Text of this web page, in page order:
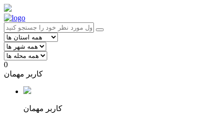
0
کاربر مهمان
کاربر مهمان